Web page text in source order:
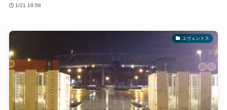
1/21 19:58
ユヴェントス